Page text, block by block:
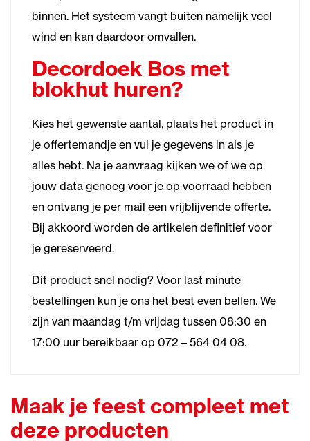
binnen. Het systeem vangt buiten namelijk veel
wind en kan daardoor omvallen.
Decordoek Bos met
blokhut huren?
Kies het gewenste aantal, plaats het product in
je offertemandje en vul je gegevens in als je
alles hebt. Na je aanvraag kijken we of we op
jouw data genoeg voor je op voorraad hebben
en ontvang je per mail een vrijblijvende offerte.
Bij akkoord worden de artikelen definitief voor
je gereserveerd.
Dit product snel nodig? Voor last minute
bestellingen kun je ons het best even bellen. We
zijn van maandag t/m vrijdag tussen 08:30 en
17:00 uur bereikbaar op 072 – 564 04 08.
Maak je feest compleet met
deze producten